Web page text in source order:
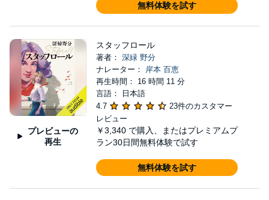
無料体験を試す
プレビューの
再生
スタッフロール
著者： 深緑 野分
ナレーター： 岸本 百恵
再生時間： 16 時間 11 分
言語： 日本語
4.7
23件のカスタマー
レビュー
￥3,340 で購入、またはプレミアムプ
ラン30日間無料体験で試す
無料体験を試す